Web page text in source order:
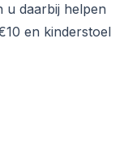
u daarbij helpen
en kinderstoel